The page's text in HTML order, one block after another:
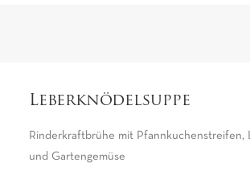
Leberknödelsuppe
Rinderkraftbrühe mit Pfannkuchenstreifen,
und Gartengemüse